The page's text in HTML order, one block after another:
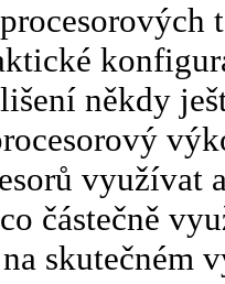
někdy
využívat
částečně
skutečném